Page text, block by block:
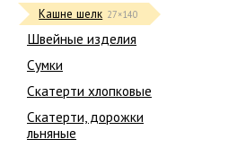
Кашне шелк 27×140
Швейные изделия
Сумки
Скатерти хлопковые
Скатерти, дорожки
льняные